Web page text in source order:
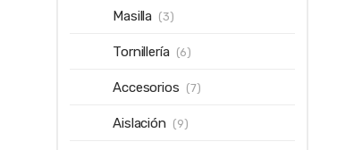
Masilla (3)
Tornillería (6)
Accesorios (7)
Aislación (9)